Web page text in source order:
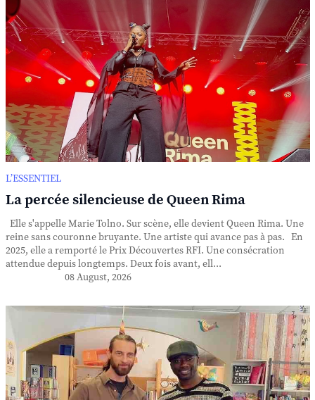
L’ESSENTIEL
La percée silencieuse de Queen Rima
Elle s'appelle Marie Tolno. Sur scène, elle devient Queen Rima. Une
reine sans couronne bruyante. Une artiste qui avance pas à pas. En
2025, elle a remporté le Prix Découvertes RFI. Une consécration
attendue depuis longtemps. Deux fois avant, ell...
08 August, 2026